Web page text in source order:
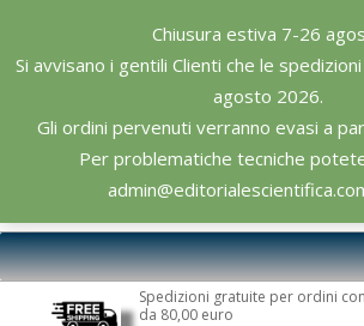
Chiusura estiva 7-26
Si avvisano i gentili Clienti che le
agosto 2026.
Gli ordini pervenuti verranno evasi a
Per problematiche tecniche
content
Editoriale
Scientifica
Primary
Navigation
Spedizioni gratuite per ordini
da 80,00 euro